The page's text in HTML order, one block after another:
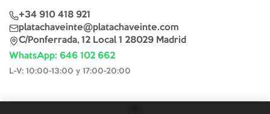
+34 910 418 921
platachaveinte@platachaveinte.com
C/Ponferrada, 12 Local 1 28029 Madrid
WhatsApp: 646 102 662
L-V: 10:00-13:00 y 17:00-20:00